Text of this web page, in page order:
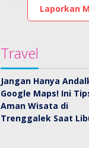
Laporkan
Travel
Jangan Hanya
Google Maps! Ini
Aman Wisata di
Trenggalek Saat